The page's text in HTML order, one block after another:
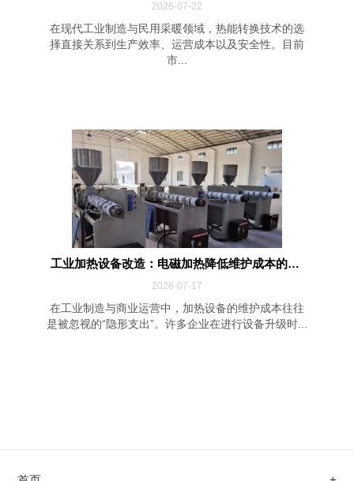
2026-07-22
在现代工业制造与民用采暖领域，热能转换技术的选
择直接关系到生产效率、运营成本以及安全性。目前
市...
工业加热设备改造：电磁加热降低维护成本的四...
2026-07-17
在工业制造与商业运营中，加热设备的维护成本往往
是被忽视的“隐形支出”。许多企业在进行设备升级时...